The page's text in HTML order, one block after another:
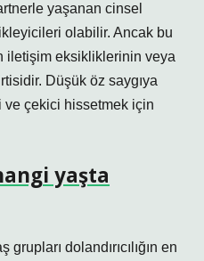
yaşanan cinsel
olabilir. Ancak bu
iletişim eksikliklerinin veya
Düşük öz saygıya
çekici hissetmek için
yaşta
dolandırıcılığın en